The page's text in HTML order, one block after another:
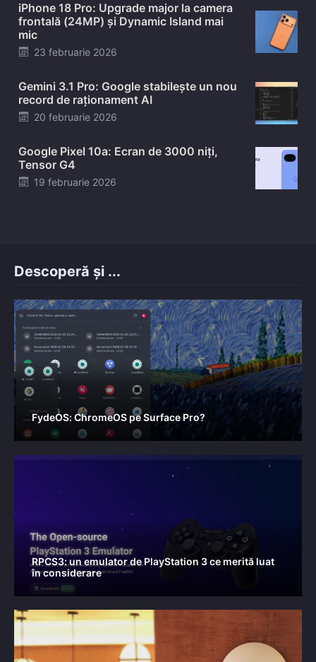
iPhone 18 Pro: Upgrade major la camera
frontală (24MP) și Dynamic Island mai
mic
Posted
23 februarie 2026
Gemini 3.1 Pro: Google stabilește un nou
record de raționament AI
Posted
20 februarie 2026
Google Pixel 10a: Ecran de 3000 niți,
Tensor G4
Posted
19 februarie 2026
Descoperă și ...
FydeOS: ChromeOS pe Surface Pro?
RPCS3: un emulator de PlayStation 3 ce merită luat
în considerare